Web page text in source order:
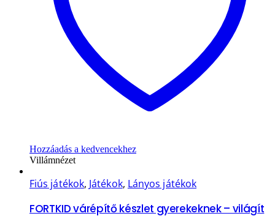
Hozzáadás a kedvencekhez
Villámnézet
Fiús játékok, Játékok, Lányos játékok
FORTKID várépítő készlet gyerekeknek – világít